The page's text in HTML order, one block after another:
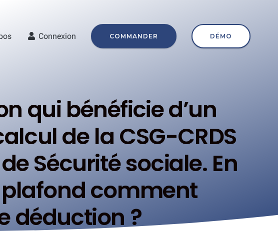
Connexion COMMANDER DÉMO
qui bénéficie d’un
de la CSG-CRDS
Sécurité sociale. En
comment
déduction ?